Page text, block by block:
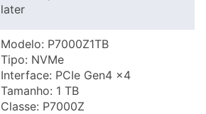
later
Modelo: P7000Z1TB
Tipo: NVMe
Interface: PCIe Gen4 x4
Tamanho: 1 TB
Classe: P7000Z